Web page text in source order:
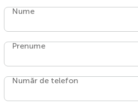
Nume
Prenume
Număr de telefon